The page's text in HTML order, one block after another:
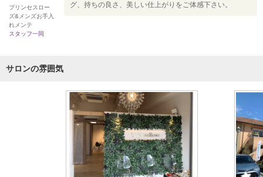
プリンセスロー
ズ&メンズお手入
れメンテ
スタッフ一同
グ、持ちの良さ、美しい仕上がりをご体感下さい。
サロンの雰囲気